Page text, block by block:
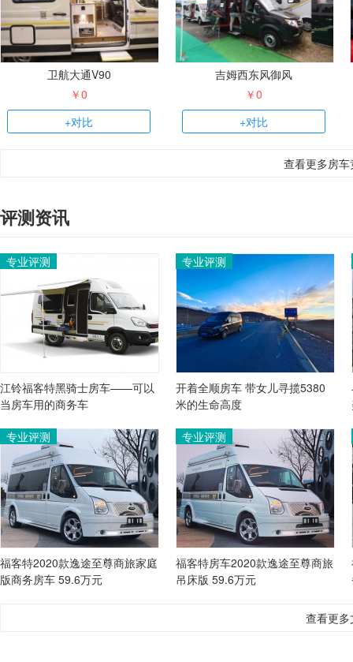
卫航大通V90
￥0
+对比
吉姆西东风御风
￥0
+对比
查看更多房
评测资讯
专业评测
江铃福客特黑骑士房车——可以
当房车用的商务车
专业评测
开着全顺房车 带女儿寻揽5380
米的生命高度
专业评测
福客特2020款逸途至尊商旅家庭
版商务房车 59.6万元
专业评测
福客特房车2020款逸途至尊商旅
吊床版 59.6万元
查看更多